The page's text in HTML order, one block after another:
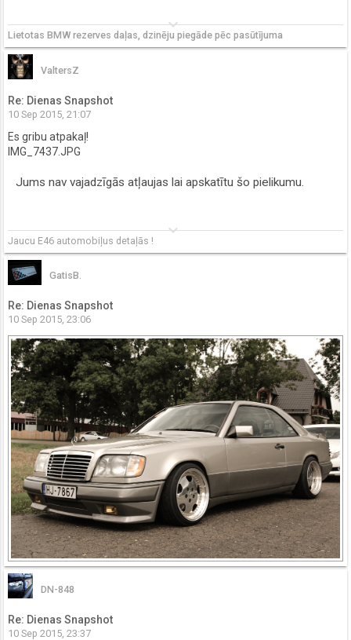
keyboard_arrow_down
Lietotas BMW rezerves daļas, dzinēju piegāde pēc pasūtījuma
ValtersZ
Re: Dienas Snapshot
10 Sep 2015, 21:07
Es gribu atpakaļ!
IMG_7437.JPG
Jums nav vajadzīgās atļaujas lai apskatītu šo pielikumu.
keyboard_arrow_down
Jaucu E46 automobiļus detaļās !
GatisB.
Re: Dienas Snapshot
10 Sep 2015, 23:06
DN-848
Re: Dienas Snapshot
10 Sep 2015, 23:37